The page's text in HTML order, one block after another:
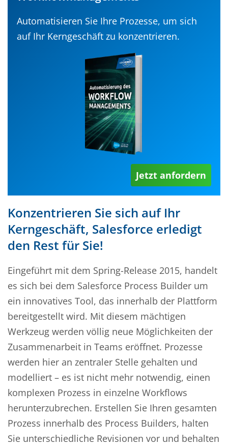
Automatisieren Sie Ihre Prozesse, um sich
auf Ihr Kerngeschäft zu konzentrieren.
Jetzt anfordern
Konzentrieren Sie sich auf Ihr
Kerngeschäft, Salesforce erledigt
den Rest für Sie!
Eingeführt mit dem Spring-Release 2015, handelt
es sich bei dem Salesforce Process Builder um
ein innovatives Tool, das innerhalb der Plattform
bereitgestellt wird. Mit diesem mächtigen
Werkzeug werden völlig neue Möglichkeiten der
Zusammenarbeit in Teams eröffnet. Prozesse
werden hier an zentraler Stelle gehalten und
modelliert – es ist nicht mehr notwendig, einen
komplexen Prozess in einzelne Workflows
herunterzubrechen. Erstellen Sie Ihren gesamten
Prozess innerhalb des Process Builders, halten
Sie unterschiedliche Revisionen vor und behalten